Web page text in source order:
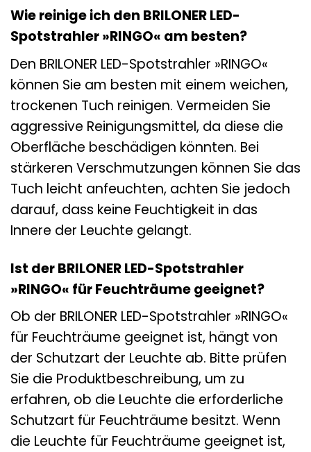
Wie reinige ich den BRILONER LED-
Spotstrahler »RINGO« am besten?
Den BRILONER LED-Spotstrahler »RINGO«
können Sie am besten mit einem weichen,
trockenen Tuch reinigen. Vermeiden Sie
aggressive Reinigungsmittel, da diese die
Oberfläche beschädigen könnten. Bei
stärkeren Verschmutzungen können Sie das
Tuch leicht anfeuchten, achten Sie jedoch
darauf, dass keine Feuchtigkeit in das
Innere der Leuchte gelangt.
Ist der BRILONER LED-Spotstrahler
»RINGO« für Feuchträume geeignet?
Ob der BRILONER LED-Spotstrahler »RINGO«
für Feuchträume geeignet ist, hängt von
der Schutzart der Leuchte ab. Bitte prüfen
Sie die Produktbeschreibung, um zu
erfahren, ob die Leuchte die erforderliche
Schutzart für Feuchträume besitzt. Wenn
die Leuchte für Feuchträume geeignet ist,